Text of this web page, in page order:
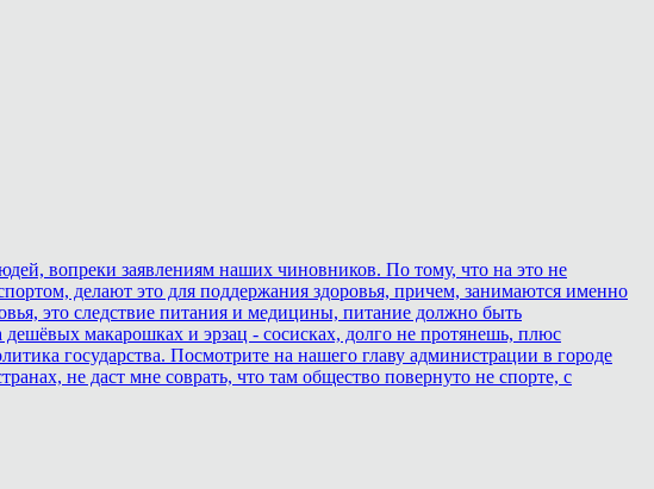
вопреки заявлениям наших чиновников. По тому, что на это не
делают это для поддержания здоровья, причем, занимаются именно
это следствие питания и медицины, питание должно быть
макарошках и эрзац - сосисках, долго не протянешь, плюс
государства. Посмотрите на нашего главу администрации в городе
не даст мне соврать, что там общество повернуто не спорте, с